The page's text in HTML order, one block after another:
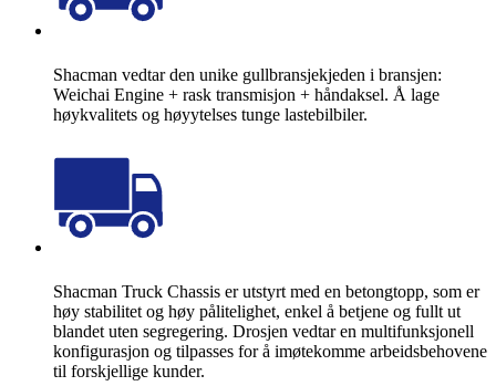
Shacman vedtar den unike gullbransjekjeden i bransjen:
Weichai Engine + rask transmisjon + håndaksel. Å lage
høykvalitets og høyytelses tunge lastebilbiler.
Shacman Truck Chassis er utstyrt med en betongtopp, som er
høy stabilitet og høy pålitelighet, enkel å betjene og fullt ut
blandet uten segregering. Drosjen vedtar en multifunksjonell
konfigurasjon og tilpasses for å imøtekomme arbeidsbehovene
til forskjellige kunder.